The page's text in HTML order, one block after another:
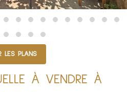
LES PLANS
À VENDRE À